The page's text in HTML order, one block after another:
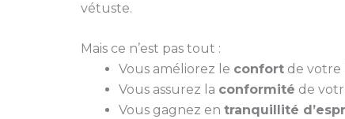
vétuste.
Mais ce n’est pas tout :
Vous améliorez le confort de votre
Vous assurez la conformité de
Vous gagnez en tranquillité